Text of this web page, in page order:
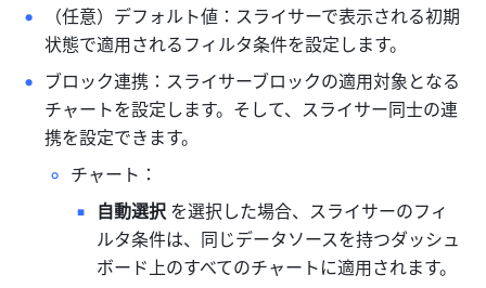
（任意）デフォルト値：スライサーで表示される初期
状態で適用されるフィルタ条件を設定します。
ブロック連携：スライサーブロックの適用対象となる
チャートを設定します。そして、スライサー同士の連
携を設定できます。
チャート：
自動選択 を選択した場合、スライサーのフィ
ルタ条件は、同じデータソースを持つダッシュ
ボード上のすべてのチャートに適用されます。